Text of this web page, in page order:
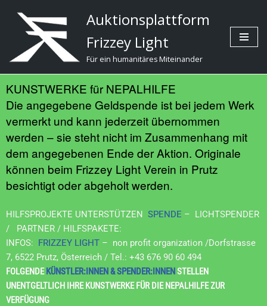
Zum
Inhalt
Auktionsplattform
Frizzey Light
Für ein humanitäres Miteinander
KUNSTWERKE für NEPALHILFE
Die angegebene Geldspende ist bei jedem Werk
vermerkt und kann jederzeit übernommen
werden – sie steht nicht im Zusammenhang mit
dem angegebenen Ende der Aktion. Originale
können beim Frizzey Light Verein in Prutz
besichtigt oder abgeholt werden.
HILFSPROJEKTE UNTERSTÜTZEN SPENDE – LICHTSPENDER
/ PARTNER / HILFSPAKETE:
INFOS: FRIZZEY LIGHT – non profit organization /Dorfstrasse
7, 6522 Prutz, Österreich / Tel.: +43 676 90 60 494
FOLGENDEKÜNSTLER:INNEN & SPENDER:INNENSTELLEN
UNENTGELTLICH IHRE KUNSTWERKE FÜR DIE NEPALHILFE ZUR
VERFÜGUNG